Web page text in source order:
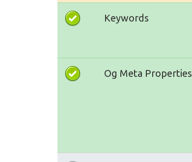
Keywords
Og Meta Properties